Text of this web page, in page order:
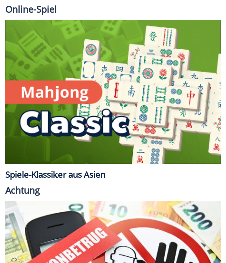
Online-Spiel
Spiele-Klassiker aus Asien
Achtung